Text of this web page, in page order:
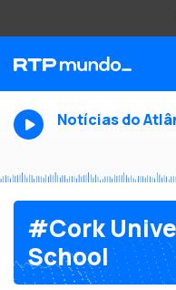
Notícias do
#Cork
School